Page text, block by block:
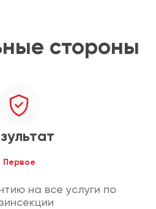
стороны
Первое
на все услуги по